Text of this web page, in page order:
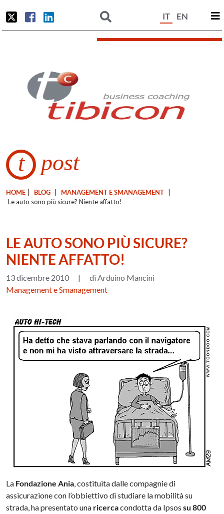
IT EN
t post
HOME BLOG MANAGEMENT E SMANAGEMENT
Le auto sono più sicure? Niente affatto!
LE AUTO SONO PIÙ SICURE?
NIENTE AFFATTO!
13 dicembre 2010 |
di Arduino Mancini
Management e Smanagement
La Fondazione Ania, costituita dalle compagnie di
assicurazione con l’obbiettivo di studiare la mobilità su
strada, ha presentato una ricercacondotta da Ipsos su 800